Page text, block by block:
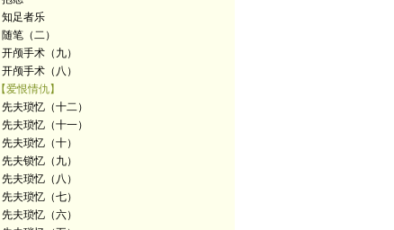
知足者乐
随笔（二）
开颅手术（九）
开颅手术（八）
【爱恨情仇】
先夫琐忆（十二）
先夫琐忆（十一）
先夫琐忆（十）
先夫锁忆（九）
先夫琐忆（八）
先夫琐忆（七）
先夫琐忆（六）